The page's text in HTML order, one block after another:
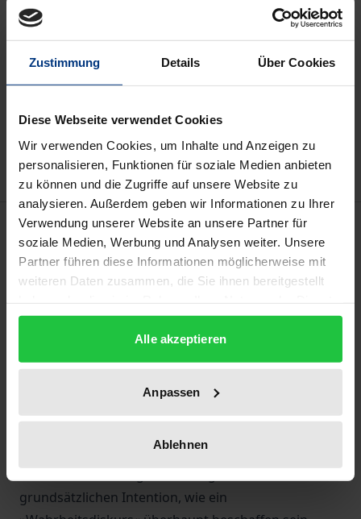
Zustimmung Details Über Cookies
Diese Webseite verwendet Cookies
Wir verwenden Cookies, um Inhalte und Anzeigen zu
personalisieren, Funktionen für soziale Medien anbieten
zu können und die Zugriffe auf unsere Website zu
analysieren. Außerdem geben wir Informationen zu Ihrer
Verwendung unserer Website an unsere Partner für
soziale Medien, Werbung und Analysen weiter. Unsere
Partner führen diese Informationen möglicherweise mit
weiteren Daten zusammen, die Sie ihnen bereitgestellt
gesammelt haben.
Alle akzeptieren
Anpassen
Ablehnen
Prices include VAT. Depending on the delivery address, VAT
Add to Wish List
Delivery cost notice
Description
In epistemologisch-phänomenologischer Hinsicht
von Wissen/Wahrheit in der analytisch-
therapeutischen Praxis untersucht, die keinem
vorgegebenen lebensweltlichen Diskurs mehr
folgen kann. Die Veränderung des Patienten besteht
allgemeinen Theorie oder Ideologie verfestigen
grundsätzlichen Intention, wie ein